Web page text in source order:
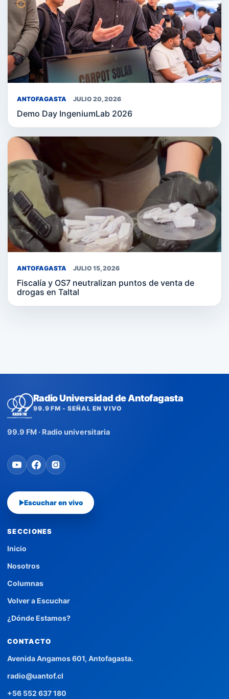
ANTOFAGASTA JULIO 20, 2026
Demo Day IngeniumLab 2026
ANTOFAGASTA JULIO 15, 2026
Fiscalía y OS7 neutralizan puntos de venta de
drogas en Taltal
Radio Universidad de Antofagasta
99.9 FM - SEÑAL EN VIVO
99.9 FM · Radio universitaria
Escuchar en vivo
SECCIONES
Inicio
Nosotros
Columnas
Volver a Escuchar
¿Dónde Estamos?
CONTACTO
Avenida Angamos 601, Antofagasta.
radio@uantof.cl
+56 552 637 180